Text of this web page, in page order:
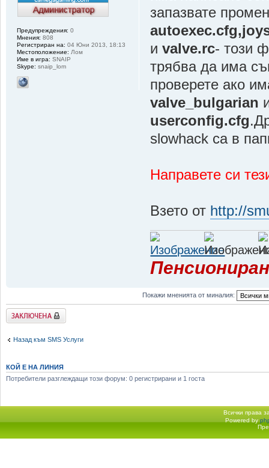
запазвате
иvalve.rc- този
трябва да има
проверете ако
valve_bulgarian
userconfig.cfg
slowhack са в
Направете си
Взето от http://
Предупреждения: 0
Мнения: 808
Регистриран на: 04 Юни 2013, 18:13
Местоположение: Лом
Име в игра: SNAIP
Skype: snaip_lom
Покажи мненията от миналия:
Заключена
Назад към SMS Услуги
КОЙ Е НА ЛИНИЯ
Потребители разглеждащи този форум: 0 регистрирани и 1 госта
Всички права
Начало форум Powered by